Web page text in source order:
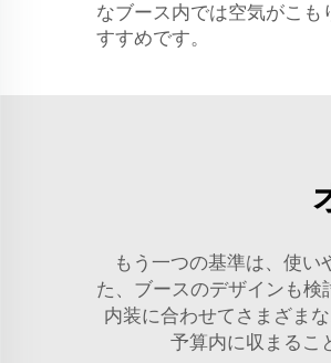
なブース内では空気がこも
すすめです。
もう一つの基準は、使
た、ブースのデザインも
内装に合わせてさまざま
予算内に収まるこ